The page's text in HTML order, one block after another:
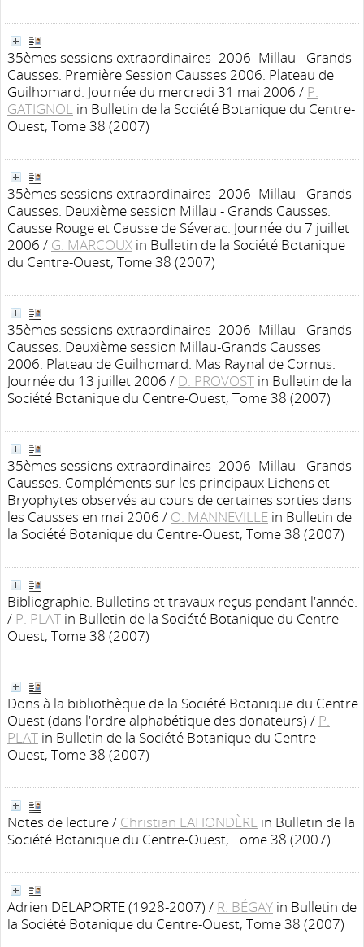
35èmes sessions extraordinaires -2006- Millau - Grands
Causses. Première Session Causses 2006. Plateau de
Guilhomard. Journée du mercredi 31 mai 2006 / P.
GATIGNOL in Bulletin de la Société Botanique du Centre-
Ouest, Tome 38 (2007)
35èmes sessions extraordinaires -2006- Millau - Grands
Causses. Deuxième session Millau - Grands Causses.
Causse Rouge et Causse de Séverac. Journée du 7 juillet
2006 / G. MARCOUX in Bulletin de la Société Botanique
du Centre-Ouest, Tome 38 (2007)
35èmes sessions extraordinaires -2006- Millau - Grands
Causses. Deuxième session Millau-Grands Causses
2006. Plateau de Guilhomard. Mas Raynal de Cornus.
Journée du 13 juillet 2006 / D. PROVOST in Bulletin de la
Société Botanique du Centre-Ouest, Tome 38 (2007)
35èmes sessions extraordinaires -2006- Millau - Grands
Causses. Compléments sur les principaux Lichens et
Bryophytes observés au cours de certaines sorties dans
les Causses en mai 2006 / O. MANNEVILLE in Bulletin de
la Société Botanique du Centre-Ouest, Tome 38 (2007)
Bibliographie. Bulletins et travaux reçus pendant l'année.
/ P. PLAT in Bulletin de la Société Botanique du Centre-
Ouest, Tome 38 (2007)
Dons à la bibliothèque de la Société Botanique du Centre
Ouest (dans l'ordre alphabétique des donateurs) / P.
PLAT in Bulletin de la Société Botanique du Centre-
Ouest, Tome 38 (2007)
Notes de lecture/ Christian LAHONDÈRE in Bulletin de la
Société Botanique du Centre-Ouest, Tome 38 (2007)
Adrien DELAPORTE (1928-2007) / R. BÉGAY in Bulletin de
la Société Botanique du Centre-Ouest, Tome 38 (2007)